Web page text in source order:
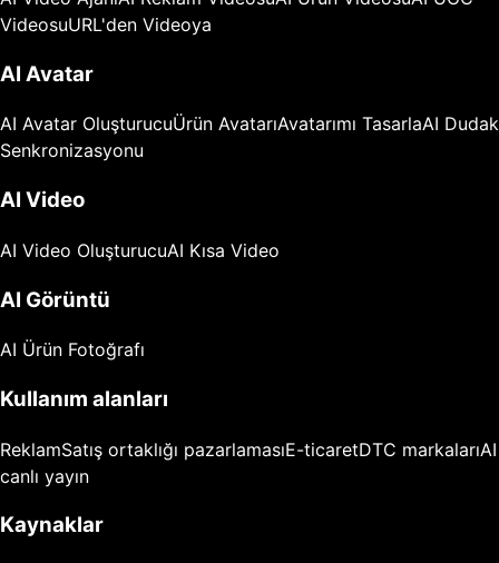
VideosuURL'den Videoya
AI Avatar
AI Avatar OluşturucuÜrün AvatarıAvatarımı TasarlaAI Dudak
Senkronizasyonu
AI Video
AI Video OluşturucuAI Kısa Video
AI Görüntü
AI Ürün Fotoğrafı
Kullanım alanları
ReklamSatış ortaklığı pazarlamasıE-ticaretDTC markalarıAI
canlı yayın
Kaynaklar